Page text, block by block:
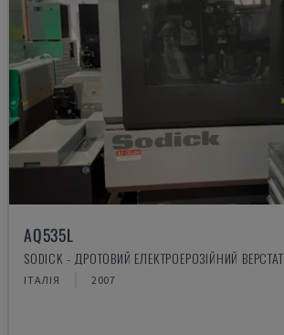
AQ535L
SODICK - ДРОТОВИЙ ЕЛЕКТРОЕРОЗІЙНИЙ ВЕРСТАТ
ІТАЛІЯ 2007